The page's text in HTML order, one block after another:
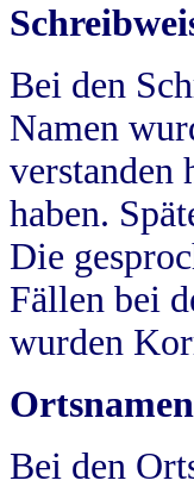
Bei den
Namen
verstanden
haben.
Die
Fällen bei
wurden
Ortsnamen
Bei den